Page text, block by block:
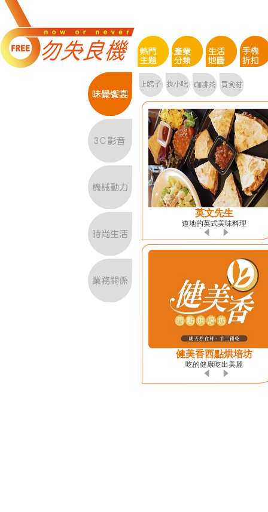
英文先生
道地的英式美味料理
健美香西點烘培坊
吃的健康吃出美麗